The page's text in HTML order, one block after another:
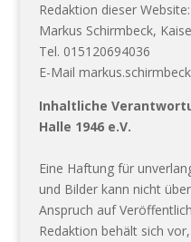
Redaktion dieser Website:
Markus Schirmbeck,
Tel. 015120694036
E-Mail
Inhaltliche
Halle 1946 e.V.
Eine Haftung für
und Bilder kann nicht
Anspruch auf
Redaktion behält sich